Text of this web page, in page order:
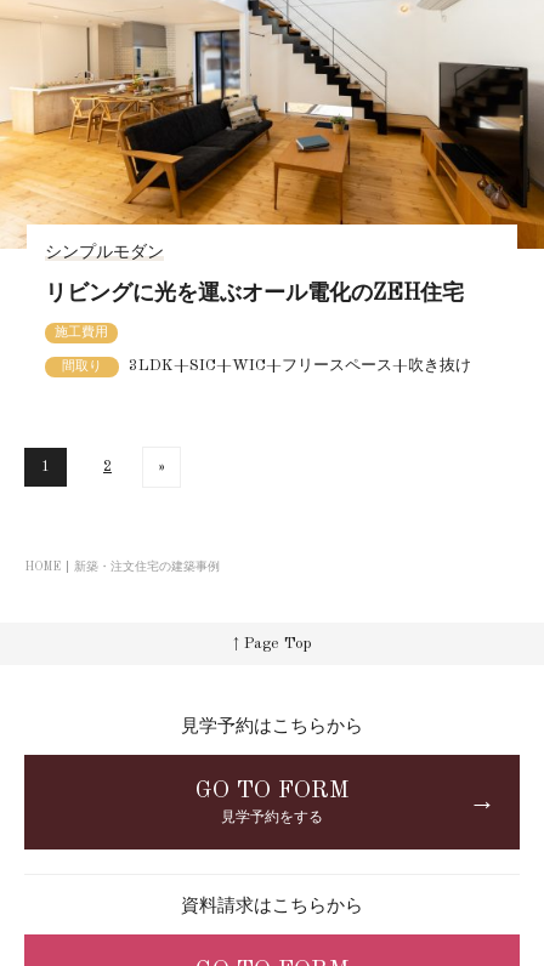
シンプルモダン
リビングに光を運ぶオール電化のZEH住宅
施工費用
間取り 3LDK+SIC+WIC+フリースペース+吹き抜け
1 2 »
HOME 新築・注文住宅の建築事例
↑ Page Top
見学予約はこちらから
GO TO FORM
見学予約をする
→
資料請求はこちらから